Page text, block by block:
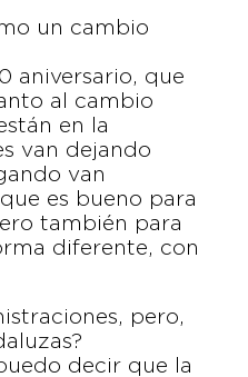
un cambio
aniversario, que
al cambio
en la
van dejando
van
es bueno para
también para
diferente, con
pero,
decir que la